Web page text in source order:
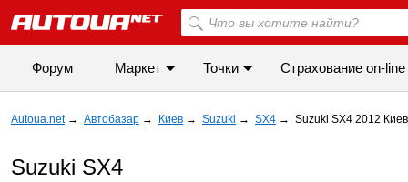
Форум Маркет Точки Cтрахование on-line
Autoua.net → Автобазар → Киев → Suzuki → SX4 → Suzuki SX4 2012 Киев
Suzuki SX4